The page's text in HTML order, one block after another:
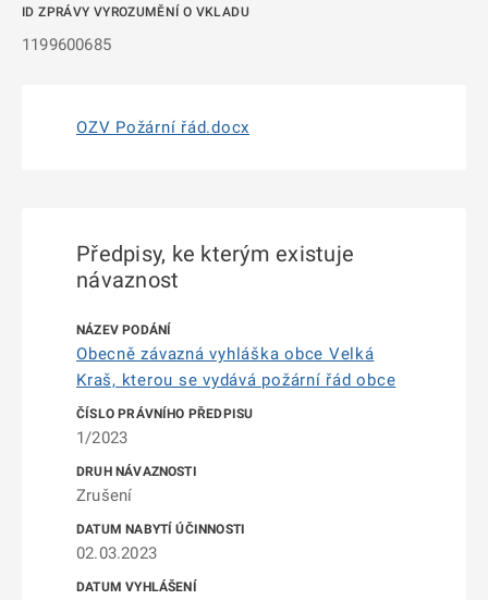
ID ZPRÁVY VYROZUMĚNÍ O VKLADU
1199600685
OZV Požární řád.docx
Předpisy, ke kterým existuje
návaznost
Obecně závazná vyhláška obce Velká
Kraš, kterou se vydává požární řád obce
1/2023
Zrušení
02.03.2023